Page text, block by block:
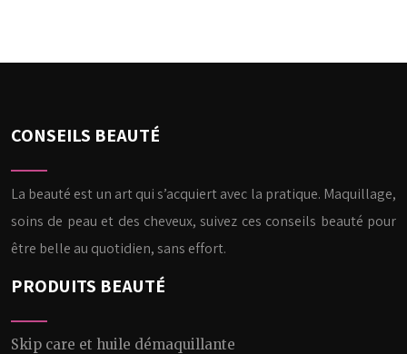
CONSEILS BEAUTÉ
La beauté est un art qui s’acquiert avec la pratique. Maquillage,
soins de peau et des cheveux, suivez ces conseils beauté pour
être belle au quotidien, sans effort.
PRODUITS BEAUTÉ
Skip care et huile démaquillante